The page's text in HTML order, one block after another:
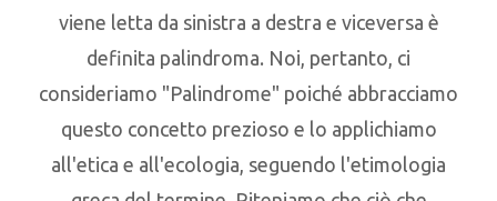
viene letta da sinistra a destra e viceversa è
definita palindroma. Noi, pertanto, ci
consideriamo "Palindrome" poiché abbracciamo
questo concetto prezioso e lo applichiamo
all'etica e all'ecologia, seguendo l'etimologia